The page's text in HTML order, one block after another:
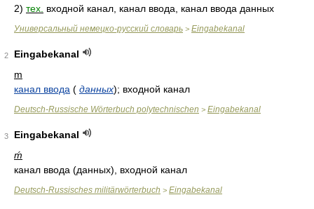
2) тех. входной канал, канал ввода, канал ввода данных
Универсальный немецко-русский словарь > Eingabekanal
2
Eingabekanal
m
канал ввода ( данных); входной канал
Deutsch-Russische Wörterbuch polytechnischen > Eingabekanal
3
Eingabekanal
ḿ
канал ввода (данных), входной канал
Deutsch-Russisches militärwörterbuch > Eingabekanal